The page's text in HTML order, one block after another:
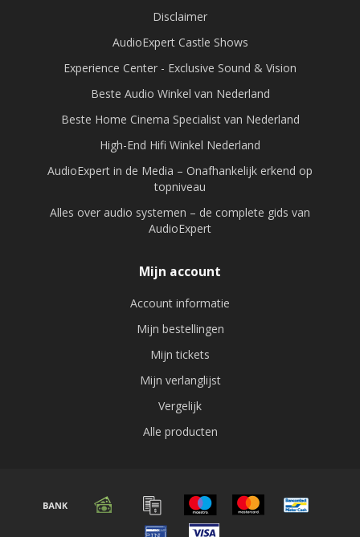
Disclaimer
AudioExpert Castle Shows
Experience Center - Exclusive Sound & Vision
Beste Audio Winkel van Nederland
Beste Home Cinema Specialist van Nederland
High-End Hifi Winkel Nederland
AudioExpert in de Media – Onafhankelijk erkend op
topniveau
Alles over audio systemen – de complete gids van
AudioExpert
Mijn account
Account informatie
Mijn bestellingen
Mijn tickets
Mijn verlanglijst
Vergelijk
Alle producten